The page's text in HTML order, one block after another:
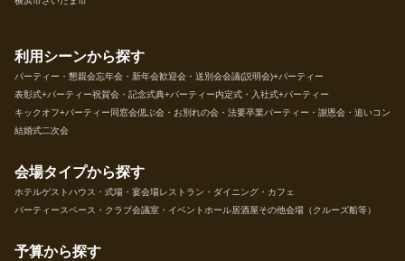
利用シーンから探す
パーティー・懇親会忘年会・新年会歓迎会・送別会会議(説明会)+パーティー
表彰式+パーティー祝賀会・記念式典+パーティー内定式・入社式+パーティー
キックオフ+パーティー 同窓会偲ぶ会・お別れの会・法要卒業パーティー・謝恩会・追いコン
結婚式二次会
会場タイプから探す
ホテルゲストハウス・式場・宴会場レストラン・ダイニング・カフェ
パーティースペース・クラブ会議室・イベントホール居酒屋その他会場（クルーズ船等）
予算から探す